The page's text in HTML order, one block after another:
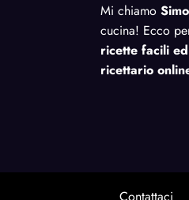
Mi chiamo
cucina! Ecco
ricette facili
ricettario